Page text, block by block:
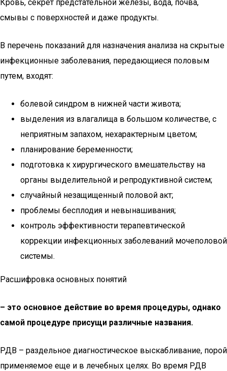
Кровь, секрет предстательной железы, вода, почва,
смывы с поверхностей и даже продукты.
В перечень показаний для назначения анализа на скрытые
инфекционные заболевания, передающиеся половым
путем, входят:
болевой синдром в нижней части живота;
выделения из влагалища в большом количестве, с
неприятным запахом, нехарактерным цветом;
планирование беременности;
подготовка к хирургического вмешательству на
органы выделительной и репродуктивной систем;
случайный незащищенный половой акт;
проблемы бесплодия и невынашивания;
контроль эффективности терапевтической
коррекции инфекционных заболеваний мочеполовой
системы.
Расшифровка основных понятий
– это основное действие во время процедуры, однако
самой процедуре присущи различные названия.
РДВ – раздельное диагностическое выскабливание, порой
применяемое еще и в лечебных целях. Во время РДВ